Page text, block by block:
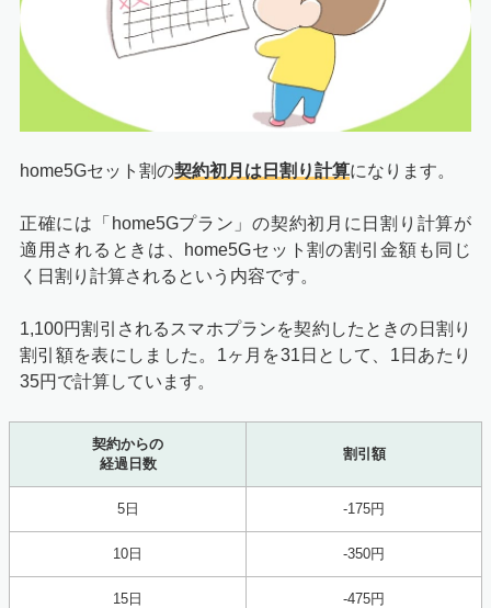
home5Gセット割の契約初月は日割り計算になります。
正確には「home5Gプラン」の契約初月に日割り計算が
適用されるときは、home5Gセット割の割引金額も同じ
く日割り計算されるという内容です。
1,100円割引されるスマホプランを契約したときの日割り
割引額を表にしました。1ヶ月を31日として、1日あたり
35円で計算しています。
契約からの
経過日数
割引額
5日 -175円
10日 -350円
15日 -475円